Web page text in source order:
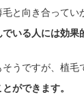
と向き合ってい
いる人には効果
うですが、植毛
ができます。